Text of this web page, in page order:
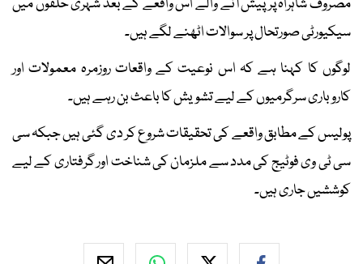
سیکیورٹی صورتحال پر سوالات اٹھنے لگے ہیں۔
لوگوں کا کہنا ہے کہ اس نوعیت کے واقعات روزمرہ معمولات اور
کاروباری سرگرمیوں کے لیے تشویش کا باعث بن رہے ہیں۔
پولیس کے مطابق واقعے کی تحقیقات شروع کر دی گئی ہیں جبکہ سی
سی ٹی وی فوٹیج کی مدد سے ملزمان کی شناخت اور گرفتاری کے لیے
کوششیں جاری ہیں۔